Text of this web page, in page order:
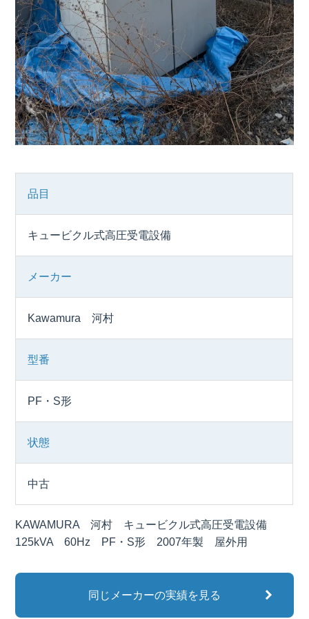
品目
キュービクル式高圧受電設備
メーカー
Kawamura 河村
型番
PF・S形
状態
中古
KAWAMURA 河村 キュービクル式高圧受電設備
125kVA 60Hz PF・S形 2007年製 屋外用
同じメーカーの実績を見る